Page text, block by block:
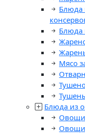
Блюда
Блюда
Мясо
Блюда из